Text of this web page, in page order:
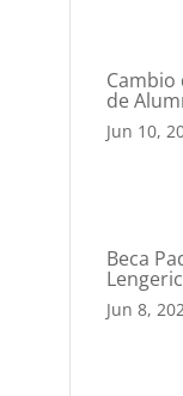
Cambio
de
Jun 10,
Beca
Jun 8,